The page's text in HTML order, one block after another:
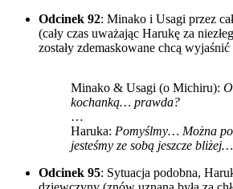
Odcinek 92: Minako i Usagi przez
(cały czas uważając Harukę za
zostały zdemaskowane chcą
Minako & Usagi (o Michiru):
kochanką… prawda?
…
Haruka: Pomyślmy… Można
jesteśmy ze sobą jeszcze bliżej…
Odcinek 95: Sytuacja podobna,